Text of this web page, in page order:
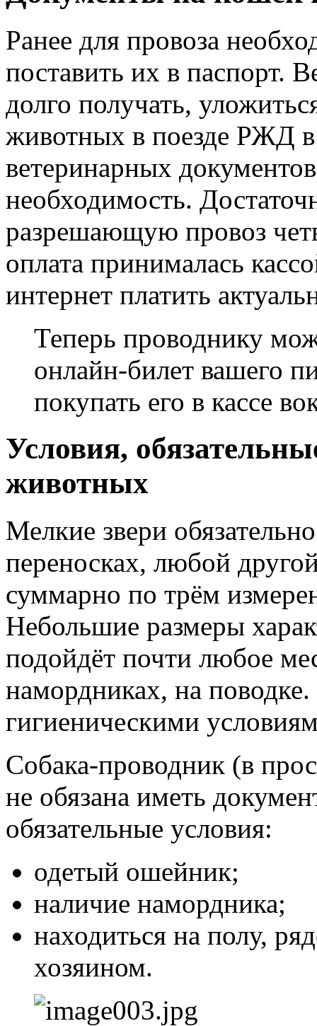
Ранее для провоза
поставить их в паспорт.
долго получать,
животных в поезде РЖД в
ветеринарных
необходимость.
разрешающую провоз
оплата принималась
интернет платить
Теперь проводнику
онлайн-билет вашего
покупать его в кассе
Условия,
животных
Мелкие звери
переносках, любой
суммарно по трём
Небольшие размеры
подойдёт почти любое
намордниках, на
гигиеническими
Собака-проводник (в
не обязана иметь
обязательные условия:
одетый ошейник;
наличие намордника;
находиться на полу,
хозяином.